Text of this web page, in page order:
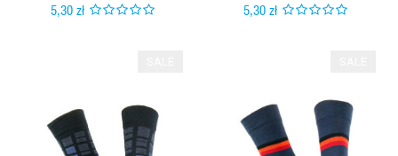
5,30 zł
5,30 zł
QUICK VIEW QUICK VIEW